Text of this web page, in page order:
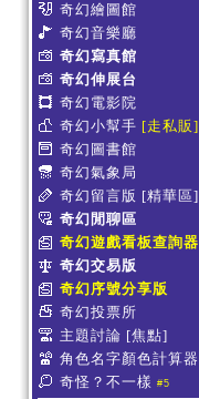
奇幻繪圖館
奇幻音樂廳
奇幻寫真館
奇幻伸展台
奇幻電影院
奇幻小幫手 [走私販]
奇幻圖書館
奇幻氣象局
奇幻留言版 [精華區]
奇幻閒聊區
奇幻遊戲看板查詢器
奇幻交易版
奇幻序號分享版
奇幻投票所
主題討論 [焦點]
角色名字顏色計算器
奇怪？不一樣 #5